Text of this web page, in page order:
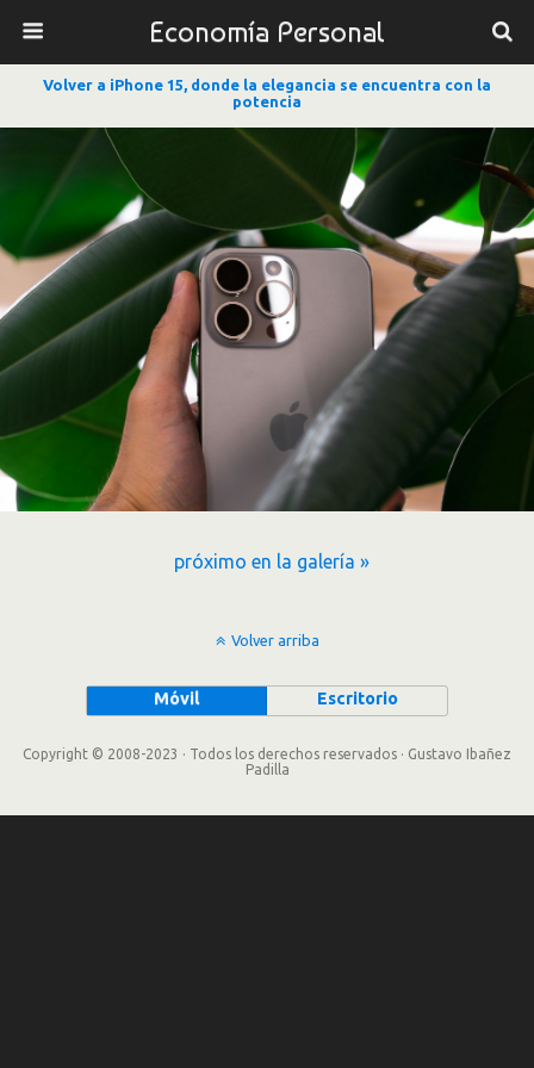
Economía Personal
Volver a iPhone 15, donde la elegancia se encuentra con la
potencia
próximo en la galería »
Volver arriba
Móvil Escritorio
Copyright © 2008-2023 · Todos los derechos reservados · Gustavo Ibañez
Padilla